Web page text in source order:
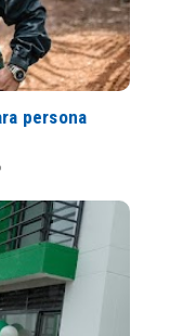
persona